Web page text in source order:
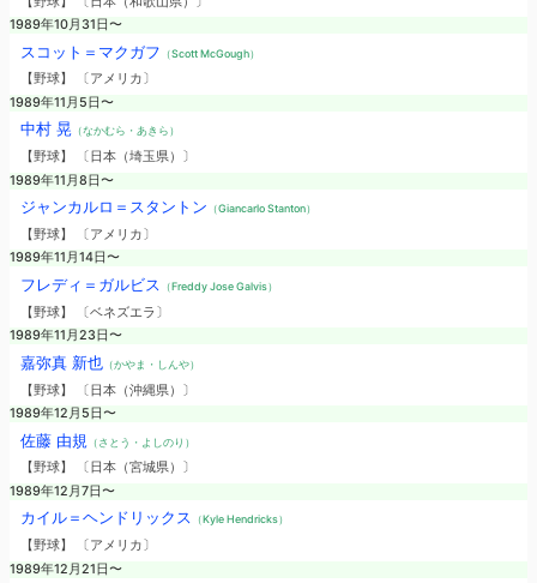
1989年10月31日〜
スコット＝マクガフ （Scott McGough）
【野球】 〔アメリカ〕
1989年11月5日〜
中村 晃（なかむら・あきら）
【野球】 〔日本（埼玉県）〕
1989年11月8日〜
ジャンカルロ＝スタントン （Giancarlo Stanton）
【野球】 〔アメリカ〕
1989年11月14日〜
フレディ＝ガルビス （Freddy Jose Galvis）
【野球】 〔ベネズエラ〕
1989年11月23日〜
嘉弥真 新也（かやま・しんや）
【野球】 〔日本（沖縄県）〕
1989年12月5日〜
佐藤 由規 （さとう・よしのり）
【野球】 〔日本（宮城県）〕
1989年12月7日〜
カイル＝ヘンドリックス （Kyle Hendricks）
【野球】 〔アメリカ〕
1989年12月21日〜